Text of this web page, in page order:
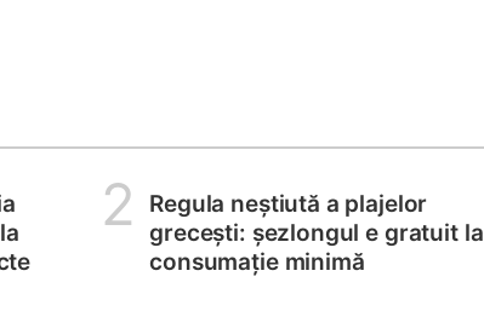
2
Regula neștiută a plajelor
grecești: șezlongul e gratuit la
consumație minimă